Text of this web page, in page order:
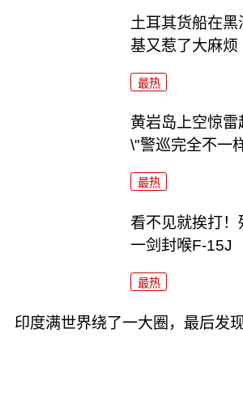
土耳其货船在
基又惹了大麻烦
最热
黄岩岛上空惊
\"警巡完全不一
最热
看不见就挨打
一剑封喉F-15J
最热
印度满世界绕了一大圈，最后发